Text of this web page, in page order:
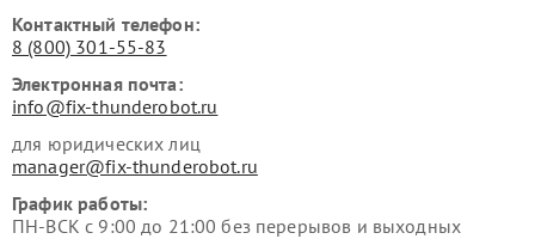
Контактный телефон:
8 (800) 301-55-83
Электронная почта:
info@fix-thunderobot.ru
для юридических лиц
manager@fix-thunderobot.ru
График работы:
ПН-ВСК с 9:00 до 21:00 без перерывов и выходных